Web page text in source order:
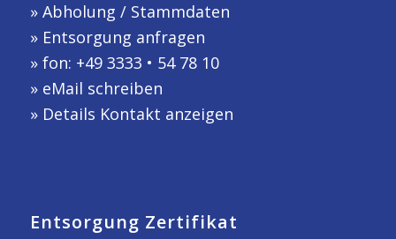
» Abholung / Stammdaten
» Entsorgung anfragen
» fon: +49 3333 • 54 78 10
» eMail schreiben
» Details Kontakt anzeigen
Entsorgung Zertifikat